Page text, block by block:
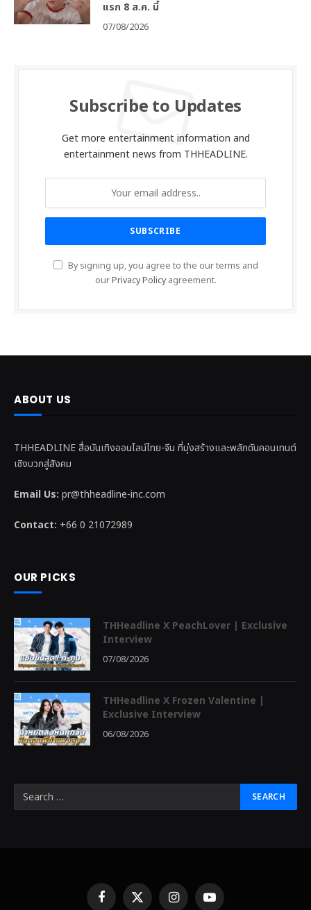
แรก 8 ส.ค. นี้
07/08/2026
Subscribe to Updates
Get more entertainment information and
entertainment news from THHEADLINE.
By signing up, you agree to the our terms and
ourPrivacy Policyagreement.
ABOUT US
THHEADLINE สื่อบันเทิงออนไลน์ไทย-จีน ที่มุ่งสร้างและพลักดันคอนเทนต์
เชิงบวกสู่สังคม
Email Us: pr@thheadline-inc.com
Contact: +66 0 21072989
OUR PICKS
THHeadline X PeachLover | Exclusive
Interview
07/08/2026
THHeadline X Frozen Valentine |
Exclusive Interview
06/08/2026
FacebookX
InstagramYouTube